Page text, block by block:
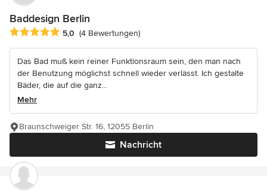
Baddesign Berlin
Durchschnittliche Bewertung: 5 von 5 Sternen
5,0 (4 Bewertungen)
Das Bad muß kein reiner Funktionsraum sein, den man nach
der Benutzung möglichst schnell wieder verlässt. Ich gestalte
Bäder, die auf die ganz...
Mehr
Nachricht
Braunschweiger Str. 16, 12055 Berlin